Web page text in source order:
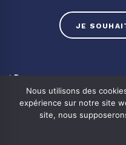
JE
Twitter
Linkedin
Nous utilisons des
expérience sur notre site
site, nous